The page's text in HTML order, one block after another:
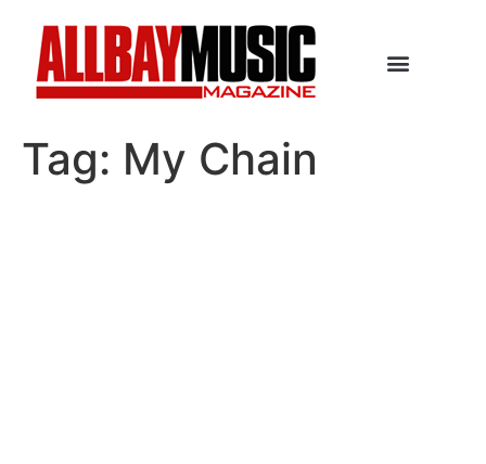
Tag: My Chain